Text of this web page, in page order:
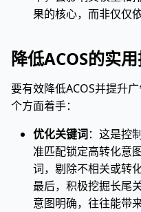
果的核心，而非仅仅
降低ACOS的实
要有效降低ACOS并提升
个方面着手：
优化关键词：这是控
准匹配锁定高转化意
词，剔除不相关或转
最后，积极挖掘长尾
意图明确，往往能带